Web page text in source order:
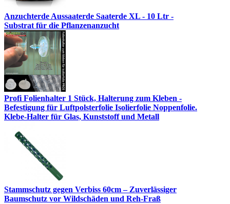
Anzuchterde Aussaaterde Saaterde XL - 10 Ltr -
Substrat für die Pflanzenanzucht
Profi Folienhalter 1 Stück, Halterung zum Kleben -
Befestigung für Luftpolsterfolie Isolierfolie Noppenfolie.
Klebe-Halter für Glas, Kunststoff und Metall
Stammschutz gegen Verbiss 60cm – Zuverlässiger
Baumschutz vor Wildschäden und Reh-Fraß